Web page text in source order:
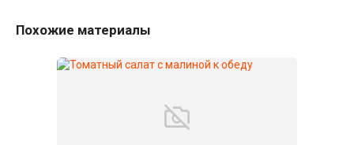
Похожие материалы